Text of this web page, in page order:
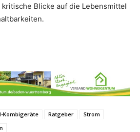
Blicke auf die Lebensmittel
Kombigeräte Ratgeber
Strom